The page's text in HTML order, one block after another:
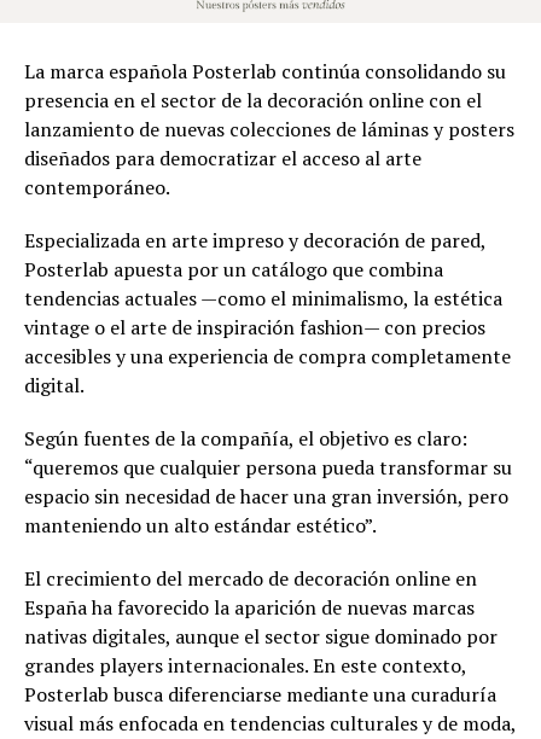
La marca española Posterlab continúa consolidando su
presencia en el sector de la decoración online con el
lanzamiento de nuevas colecciones de láminas y posters
diseñados para democratizar el acceso al arte
contemporáneo.
Especializada en arte impreso y decoración de pared,
Posterlab apuesta por un catálogo que combina
tendencias actuales —como el minimalismo, la estética
vintage o el arte de inspiración fashion— con precios
accesibles y una experiencia de compra completamente
digital.
Según fuentes de la compañía, el objetivo es claro:
“queremos que cualquier persona pueda transformar su
espacio sin necesidad de hacer una gran inversión, pero
manteniendo un alto estándar estético”.
El crecimiento del mercado de decoración online en
España ha favorecido la aparición de nuevas marcas
nativas digitales, aunque el sector sigue dominado por
grandes players internacionales. En este contexto,
Posterlab busca diferenciarse mediante una curaduría
visual más enfocada en tendencias culturales y de moda,